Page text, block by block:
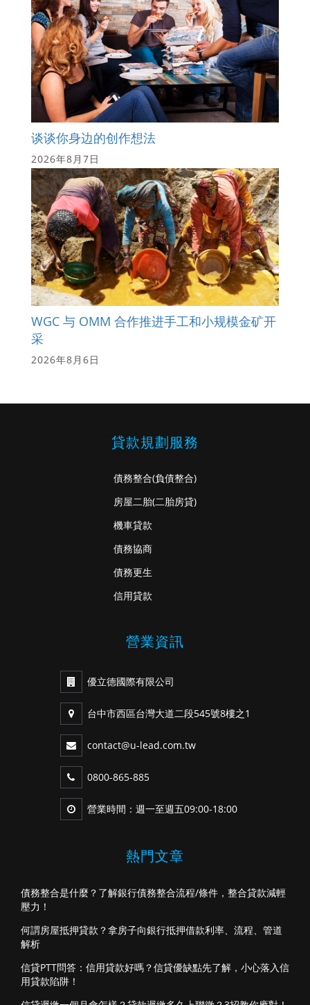
谈谈你身边的创作想法
2026年8月7日
WGC 与 OMM 合作推进手工和小规模金矿开
采
2026年8月6日
貸款規劃服務
債務整合(負債整合)
房屋二胎(二胎房貸)
機車貸款
債務協商
債務更生
信用貸款
營業資訊
優立德國際有限公司
台中市西區台灣大道二段545號8樓之1
contact@u-lead.com.tw
0800-865-885
營業時間：週一至週五09:00-18:00
熱門文章
債務整合是什麼？了解銀行債務整合流程/條件，整合貸款減輕
壓力！
何謂房屋抵押貸款？拿房子向銀行抵押借款利率、流程、管道
解析
信貸PTT問答：信用貸款好嗎？信貸優缺點先了解，小心落入信
用貸款陷阱！